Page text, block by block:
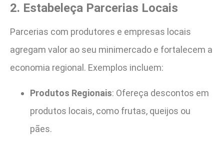
2. Estabeleça Parcerias Locais
Parcerias com produtores e empresas locais
agregam valor ao seu minimercado e fortalecem a
economia regional. Exemplos incluem:
Produtos Regionais: Ofereça descontos em
produtos locais, como frutas, queijos ou
pães.